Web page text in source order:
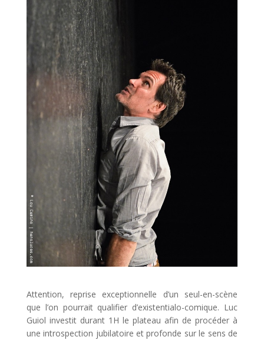
Attention, reprise exceptionnelle d’un seul-en-scène
que l’on pourrait qualifier d’existentialo-comique. Luc
Guiol investit durant 1H le plateau afin de procéder à
une introspection jubilatoire et profonde sur le sens de